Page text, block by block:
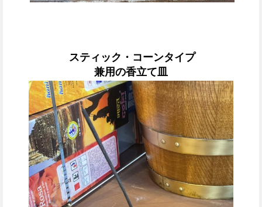
スティック・コーンタイプ
兼用の香立て皿